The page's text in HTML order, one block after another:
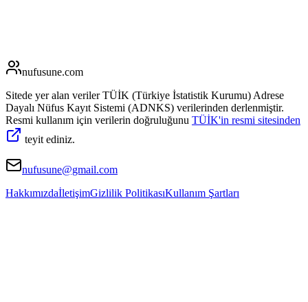
nufusune.com
Sitede yer alan veriler TÜİK (Türkiye İstatistik Kurumu) Adrese
Dayalı Nüfus Kayıt Sistemi (ADNKS) verilerinden derlenmiştir.
Resmi kullanım için verilerin doğruluğunu TÜİK'in resmi sitesinden
teyit ediniz.
nufusune@gmail.com
HakkımızdaİletişimGizlilik PolitikasıKullanım Şartları